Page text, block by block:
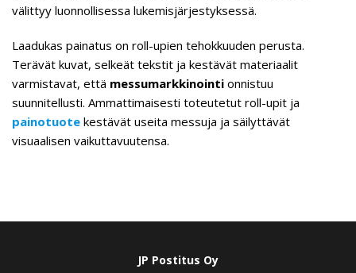
välittyy luonnollisessa lukemisjärjestyksessä.
Laadukas painatus on roll-upien tehokkuuden perusta.
Terävät kuvat, selkeät tekstit ja kestävät materiaalit
varmistavat, että messumarkkinointi onnistuu
suunnitellusti. Ammattimaisesti toteutetut roll-upit ja
painotuote kestävät useita messuja ja säilyttävät
visuaalisen vaikuttavuutensa.
JP Postitus Oy